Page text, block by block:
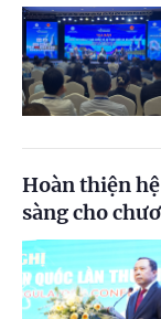
Hoàn thiện
sàng cho